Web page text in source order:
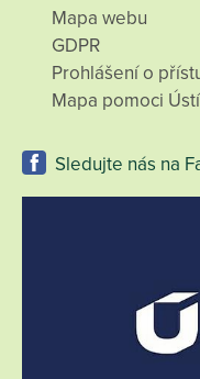
Mapa webu
GDPR
Prohlášení o
Mapa pomoci
Sledujte nás na